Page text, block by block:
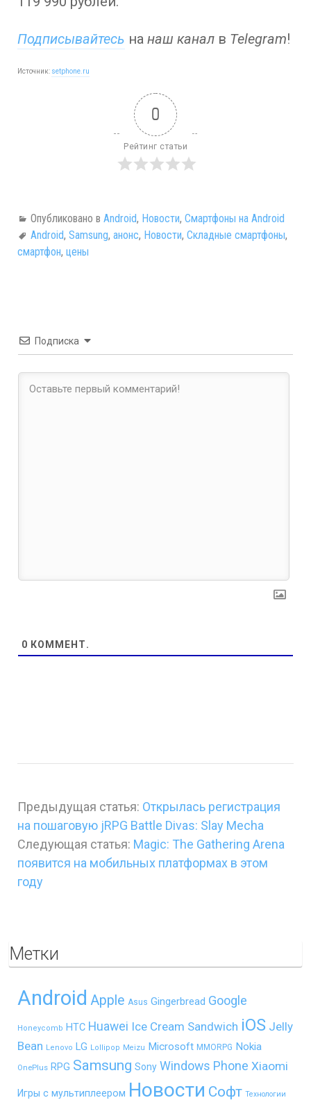
Подписывайтесь на наш канал в Telegram!
Источник: setphone.ru
0
Рейтинг статьи
Опубликовано в Android, Новости, Смартфоны на Android
Android, Samsung, анонс, Новости, Складные смартфоны,
смартфон, цены
Подписка
0 КОММЕНТ.
Предыдущая статья: Открылась регистрация
на пошаговую jRPG Battle Divas: Slay Mecha
Следующая статья: Magic: The Gathering Arena
появится на мобильных платформах в этом
году
Метки
Android Apple Asus Gingerbread Google
Honeycomb HTC Huawei Ice Cream Sandwich iOS Jelly
Bean Lenovo LG Lollipop Meizu Microsoft MMORPG Nokia
OnePlus RPG Samsung Sony Windows Phone Xiaomi
Игры с мультиплеером Новости Софт Технологии